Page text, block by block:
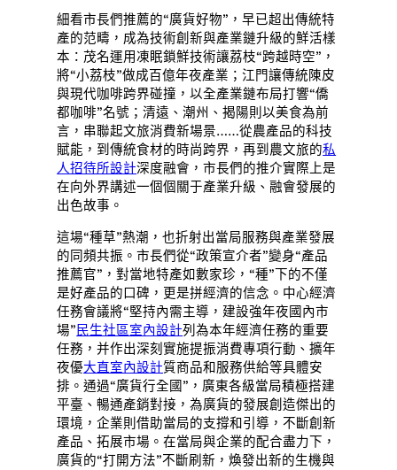
細看市長們推薦的“廣貨好物”，早已超出傳統特
產的范疇，成為技術創新與產業鏈升級的鮮活樣
本：茂名運用凍眠鎖鮮技術讓荔枝“跨越時空”，
將“小荔枝”做成百億年夜產業；江門讓傳統陳皮
與現代咖啡跨界碰撞，以全產業鏈布局打響“僑
都咖啡”名號；清遠、潮州、揭陽則以美食為前
言，串聯起文旅消費新場景……從農產品的科技
賦能，到傳統食材的時尚跨界，再到農文旅的私
人招待所設計深度融會，市長們的推介實際上是
在向外界講述一個個關于產業升級、融會發展的
出色故事。
這場“種草”熱潮，也折射出當局服務與產業發展
的同頻共振。市長們從“政策宣介者”變身“產品
推薦官”，對當地特產如數家珍，“種”下的不僅
是好產品的口碑，更是拼經濟的信念。中心經濟
任務會議將“堅持內需主導，建設強年夜國內市
場”民生社區室內設計列為本年經濟任務的重要
任務，并作出深刻實施提振消費專項行動、擴年
夜優大直室內設計質商品和服務供給等具體安
排。通過“廣貨行全國”，廣東各級當局積極搭建
平臺、暢通產銷對接，為廣貨的發展創造傑出的
環境，企業則借助當局的支撐和引導，不斷創新
產品、拓展市場。在當局與企業的配合盡力下，
廣貨的“打開方法”不斷刷新，煥發出新的生機與